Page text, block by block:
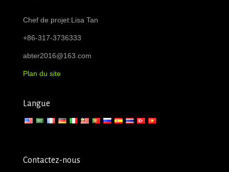
Chef de projet:Lisa Tan
+86-317-3736333
abter2016@163.com
Plan du site
Langue
Contactez-nous